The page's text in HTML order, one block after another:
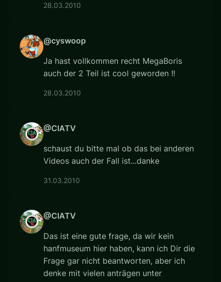
28.03.2010
@cyswoop
Ja hast vollkommen recht MegaBoris
auch der 2 Teil ist cool geworden !!
28.03.2010
@CIATV
schaust du bitte mal ob das bei anderen
Videos auch der Fall ist...danke
31.03.2010
@CIATV
Das ist eine gute frage, da wir kein
hanfmuseum hier haben, kann ich Dir die
Frage gar nicht beantworten, aber ich
denke mit vielen anträgen unter